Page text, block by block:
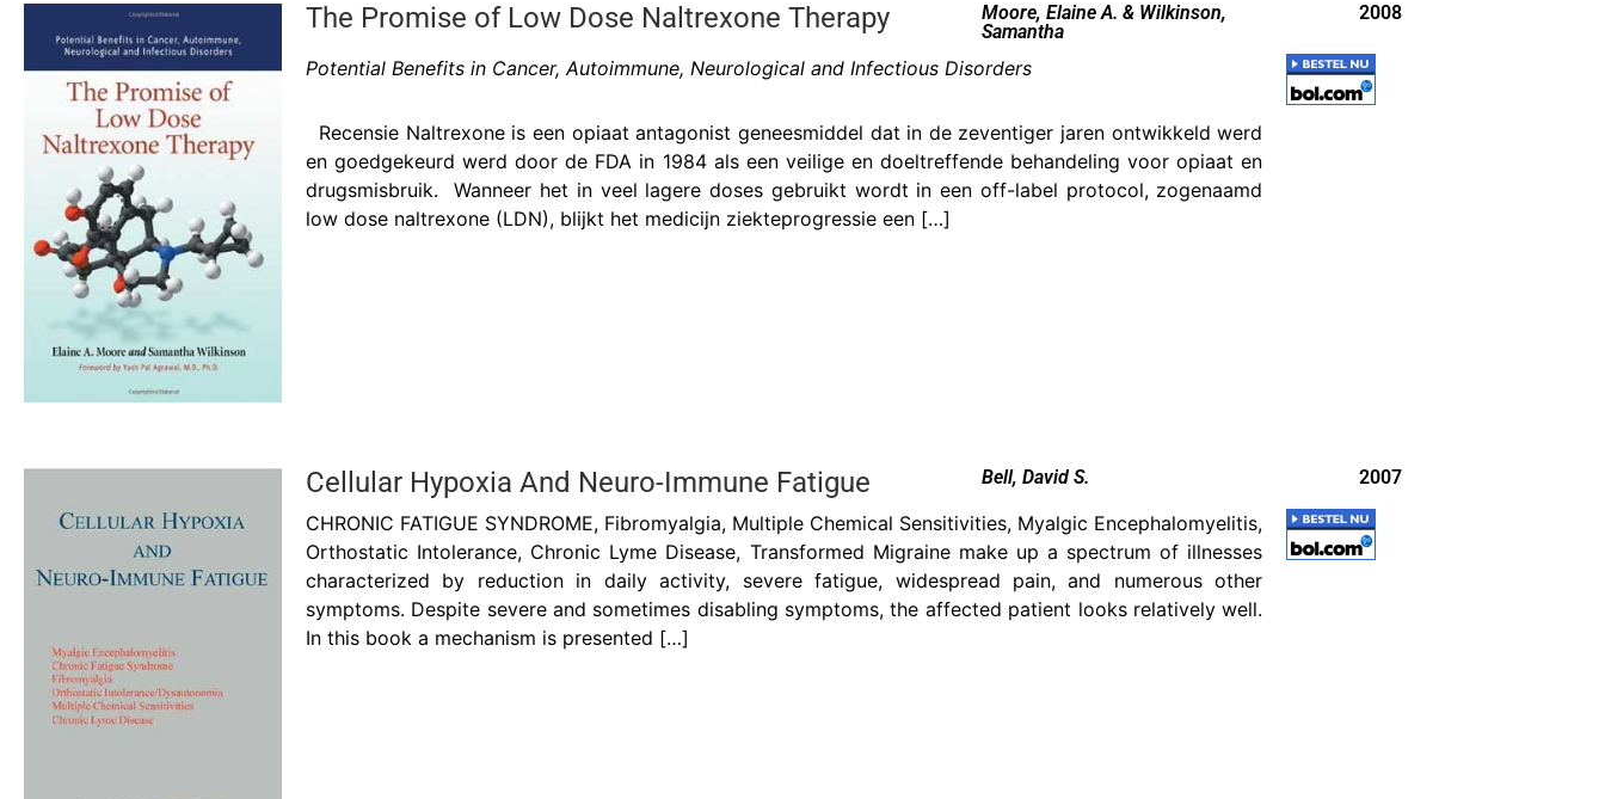
The Promise of Low Dose Naltrexone Therapy
Moore, Elaine A. & Wilkinson,
Samantha
2008
Potential Benefits in Cancer, Autoimmune, Neurological and Infectious Disorders
Recensie Naltrexone is een opiaat antagonist geneesmiddel dat in de zeventiger jaren ontwikkeld werd
en goedgekeurd werd door de FDA in 1984 als een veilige en doeltreffende behandeling voor opiaat en
drugsmisbruik. Wanneer het in veel lagere doses gebruikt wordt in een off-label protocol, zogenaamd
low dose naltrexone (LDN), blijkt het medicijn ziekteprogressie een […]
Cellular Hypoxia And Neuro-Immune Fatigue Bell, David S. 2007
CHRONIC FATIGUE SYNDROME, Fibromyalgia, Multiple Chemical Sensitivities, Myalgic Encephalomyelitis,
Orthostatic Intolerance, Chronic Lyme Disease, Transformed Migraine make up a spectrum of illnesses
characterized by reduction in daily activity, severe fatigue, widespread pain, and numerous other
symptoms. Despite severe and sometimes disabling symptoms, the affected patient looks relatively well.
In this book a mechanism is presented […]